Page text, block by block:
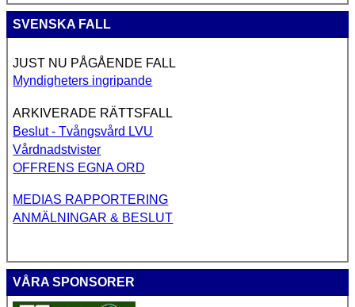
SVENSKA FALL
JUST NU PÅGÅENDE FALL
Myndigheters ingripande
ARKIVERADE RÄTTSFALL
Beslut - Tvångsvård LVU
Vårdnadstvister
OFFRENS EGNA ORD
MEDIAS RAPPORTERING
ANMÄLNINGAR & BESLUT
VÅRA SPONSORER